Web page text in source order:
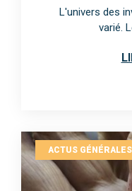
L'univers des
varié.
ACTUS GÉNÉRALES